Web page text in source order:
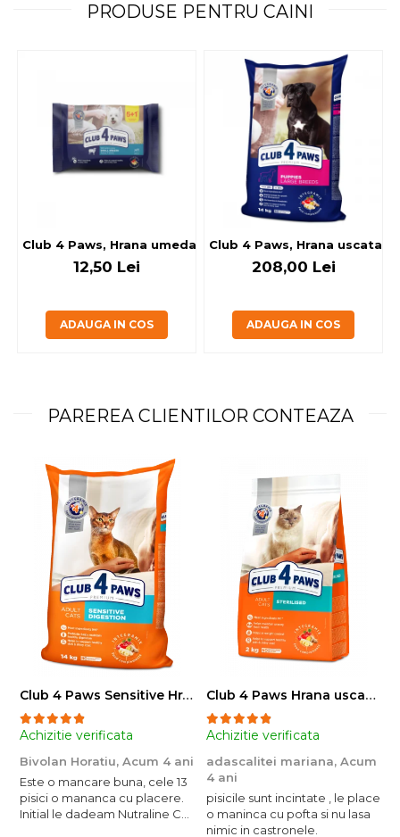
PRODUSE PENTRU CAINI
Club 4 Paws, Hrana umeda caini - cu miel, set 5+1, 6x80 g
12,50 Lei
ADAUGA IN COS
Club 4 Paws, Hrana uscata
208,00 Lei
ADAUGA IN COS
PAREREA CLIENTILOR CONTEAZA
Club 4 Paws Sensitive Hrana uscata pisici adulte, 14kg
Achizitie verificata
Bivolan Horatiu, Acum 4 ani
Este o mancare buna, cele 13
pisici o mananca cu placere.
Initial le dadeam Nutraline Cat
Club 4 Paws Hrana uscata pisici sterilizate, 2kg
Achizitie verificata
adascalitei mariana, Acum
4 ani
pisicile sunt incintate , le place
o maninca cu pofta si nu lasa
nimic in castronele.